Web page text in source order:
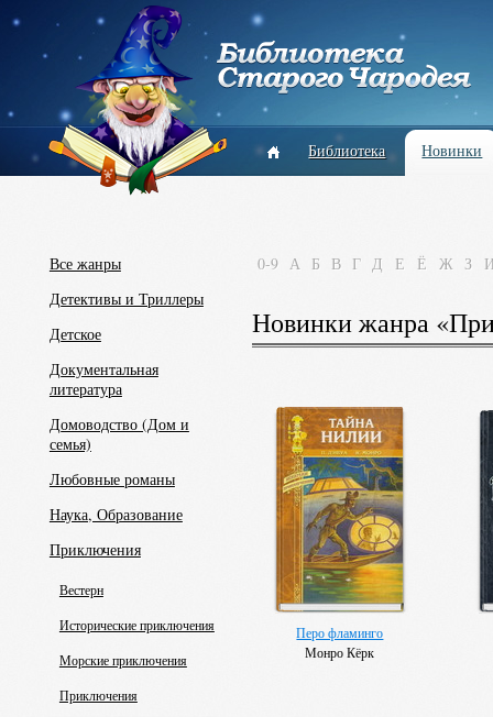
Библиотека Новинки
Все жанры
Детективы и Триллеры
Детское
Документальная
литература
Домоводство (Дом и
семья)
Любовные романы
Наука, Образование
Приключения
Вестерн
Исторические приключения
Морские приключения
Приключения
0-9 А Б В Г Д Е Ё Ж З
Новинки жанра
Перо фламинго
Монро Кёрк